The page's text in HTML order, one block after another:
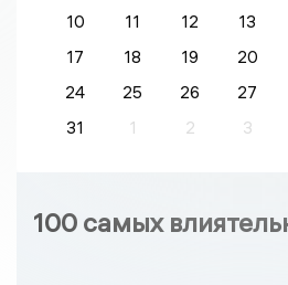
10
11 12 13
17
18 19 20
24
25 26 27
31
1 2 3
100 самых